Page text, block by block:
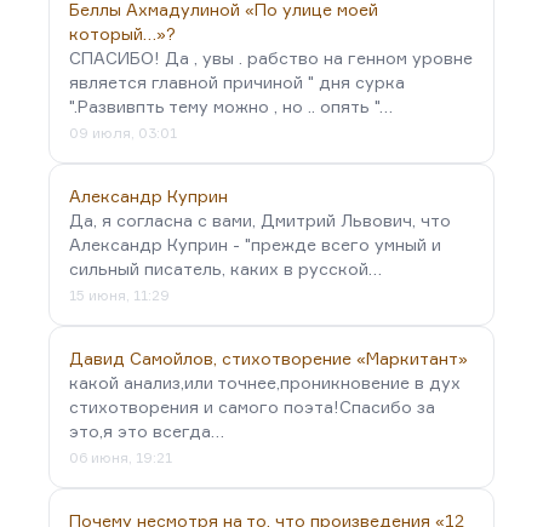
Беллы Ахмадулиной «По улице моей
который…»?
СПАСИБО! Да , увы . рабство на генном уровне
является главной причиной " дня сурка
".Развивпть тему можно , но .. опять "…
09 июля, 03:01
Александр Куприн
Да, я согласна с вами, Дмитрий Львович, что
Александр Куприн - "прежде всего умный и
сильный писатель, каких в русской…
15 июня, 11:29
Давид Самойлов, стихотворение «Маркитант»
какой анализ,или точнее,проникновение в дух
стихотворения и самого поэта!Спасибо за
это,я это всегда…
06 июня, 19:21
Почему несмотря на то, что произведения «12